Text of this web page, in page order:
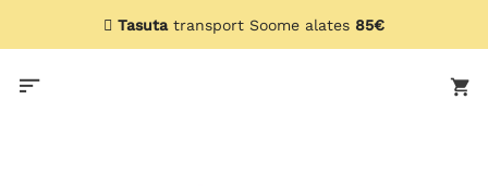
Tasutatransport Soome alates 85€